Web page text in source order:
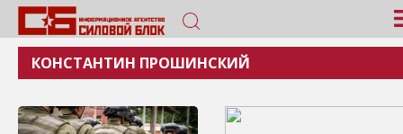
КОНСТАНТИН ПРОШИНСКИЙ